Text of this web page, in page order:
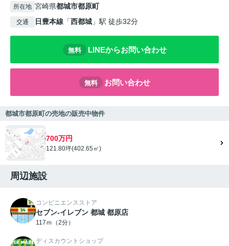
所在地 宮崎県都城市都原町
交通 日豊本線 「西都城 」駅 徒歩32分
無料 LINEからお問い合わせ
無料 お問い合わせ
都城市都原町の売地の販売中物件
700万円
121.80坪(402.65㎡)
周辺施設
コンビニエンスストア
セブン-イレブン 都城 都原店
117ｍ（2分）
ディスカウントショップ